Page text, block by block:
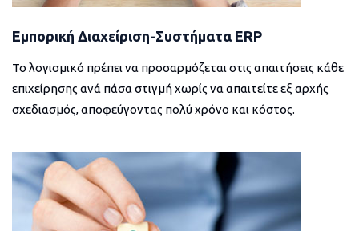
Εμπορική Διαχείριση-Συστήματα ERP
Το λογισμικό πρέπει να προσαρμόζεται στις απαιτήσεις κάθε
επιχείρησης ανά πάσα στιγμή χωρίς να απαιτείτε εξ αρχής
σχεδιασμός, αποφεύγοντας πολύ χρόνο και κόστος.